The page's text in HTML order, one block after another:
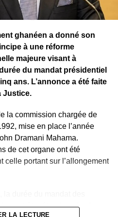
de vives réactions au
des Forces Vives de
civile, appelle les « patriotes »
de gouverner « par la terreur
aux libertés publiques, des
disparitions forcées, ainsi
FVG contestent également
et législatives,
».
que les institutions
durant
ghanéen a donné son
à une réforme
majeure visant à
du mandat présidentiel
ans. L’annonce a été faite
Justice.
la commission chargée de
mise en place l’année
Dramani Mahama.
de cet organe ont été
celle portant sur l’allongement
être étendue afin de
LA LECTURE